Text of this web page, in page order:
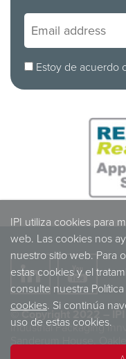
Estoy de acuerdo
© Copyright 2022 – IPI
Industrial Packaging
IPI utiliza cookies para
web. Las cookies nos
nuestro sitio web. Para
estas cookies y el
consulte nuestra
cookies. Si continúa
uso de estas cookies.